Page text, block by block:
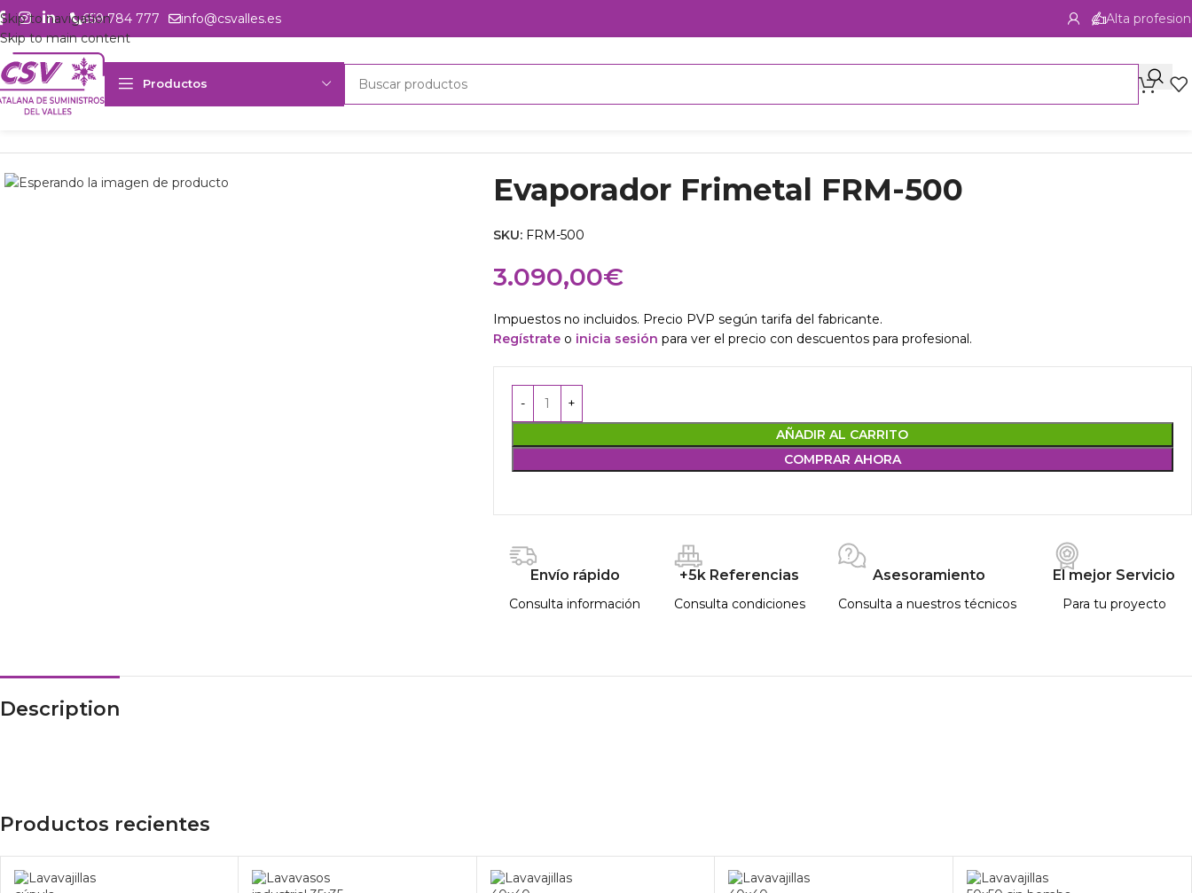
Skip to navigation
Skip to main content
659 784 777 info@csvalles.es Alta
Productos
Inicio Productos
Evaporador Frimetal FRM-500
SKU: FRM-500
3.090,00€
Impuestos no incluidos. Precio PVP según tarifa del fabricante.
Regístrateo inicia sesión para ver el precio con descuentos para profesional.
AÑADIR AL CARRITO
COMPRAR AHORA
Envío rápido
Consulta información
+5k Referencias
Consulta condiciones
Asesoramiento
Consulta a nuestros técnicos
El mejor Servicio
Para tu proyecto
Description
Productos recientes